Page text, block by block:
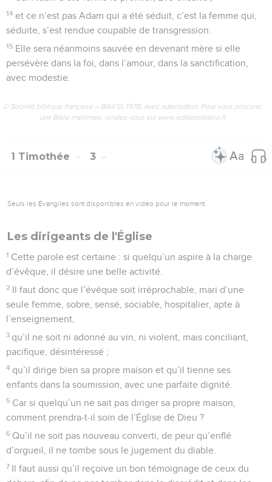
14 et ce n’est pas Adam qui a été séduit, c’est la femme qui,
séduite, s’est rendue coupable de transgression.
15 Elle sera néanmoins sauvée en devenant mère si elle
persévère dans la foi, dans l’amour, dans la sanctification,
avec modestie.
© Société biblique française – Bibli’O, 1978, avec autorisation. Pour vous procurer
une Bible imprimée, rendez-vous sur www.editionsbiblio.fr
1 Timothée 3
Seuls les Évangiles sont disponibles en vidéo pour le moment.
Les dirigeants de l'Église
1 Cette parole est certaine : si quelqu’un aspire à la charge
d’évêque, il désire une belle activité.
2 Il faut donc que l’évêque soit irréprochable, mari d’une
seule femme, sobre, sensé, sociable, hospitalier, apte à
l’enseignement,
3 qu’il ne soit ni adonné au vin, ni violent, mais conciliant,
pacifique, désintéressé ;
4 qu’il dirige bien sa propre maison et qu’il tienne ses
enfants dans la soumission, avec une parfaite dignité.
5 Car si quelqu’un ne sait pas diriger sa propre maison,
comment prendra-t-il soin de l’Église de Dieu ?
6 Qu’il ne soit pas nouveau converti, de peur qu’enflé
d’orgueil, il ne tombe sous le jugement du diable.
7 Il faut aussi qu’il reçoive un bon témoignage de ceux du